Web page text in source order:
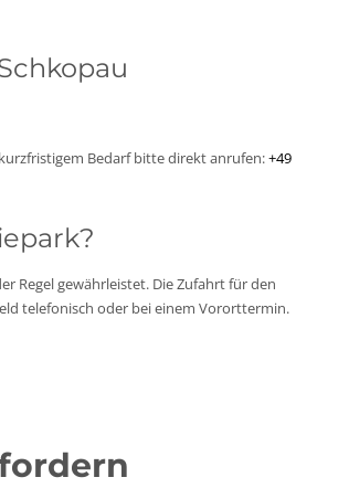
Bedarf bitte direkt anrufen:+49
Regel gewährleistet. Die Zufahrt für den
telefonisch oder bei einem Vororttermin.